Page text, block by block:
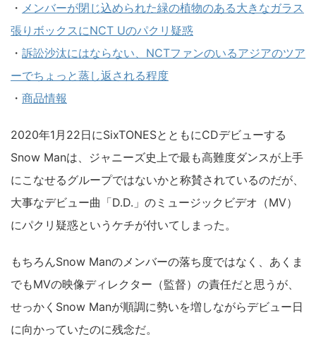
・ メンバーが閉じ込められた緑の植物のある大きなガラス
張りボックスにNCT Uのパクリ疑惑
・ 訴訟沙汰にはならない、NCTファンのいるアジアのツア
ーでちょっと蒸し返される程度
・ 商品情報
2020年1月22日にSixTONESとともにCDデビューする
Snow Manは、ジャニーズ史上で最も高難度ダンスが上手
にこなせるグループではないかと称賛されているのだが、
大事なデビュー曲「D.D.」のミュージックビデオ（MV）
にパクリ疑惑というケチが付いてしまった。
もちろんSnow Manのメンバーの落ち度ではなく、あくま
でもMVの映像ディレクター（監督）の責任だと思うが、
せっかくSnow Manが順調に勢いを増しながらデビュー日
に向かっていたのに残念だ。